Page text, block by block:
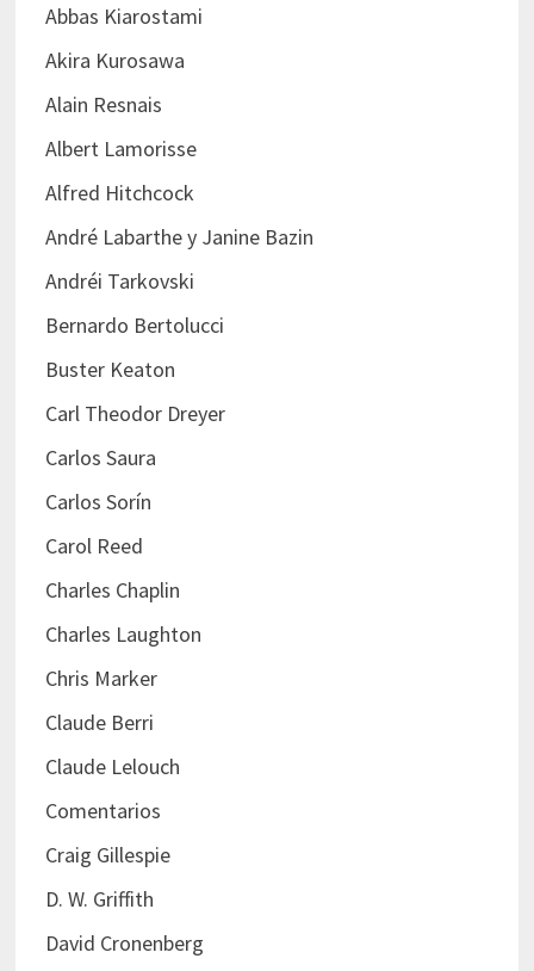
Abbas Kiarostami
Akira Kurosawa
Alain Resnais
Albert Lamorisse
Alfred Hitchcock
André Labarthe y Janine Bazin
Andréi Tarkovski
Bernardo Bertolucci
Buster Keaton
Carl Theodor Dreyer
Carlos Saura
Carlos Sorín
Carol Reed
Charles Chaplin
Charles Laughton
Chris Marker
Claude Berri
Claude Lelouch
Comentarios
Craig Gillespie
D. W. Griffith
David Cronenberg